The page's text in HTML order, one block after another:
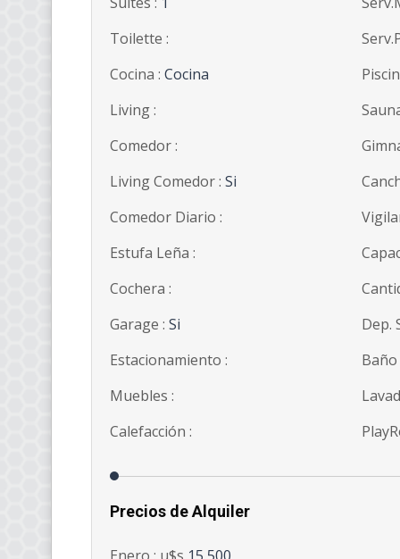
Toilette :
Cocina : Cocina
Living :
Comedor :
Living Comedor : Si
Comedor Diario :
Estufa Leña :
Cochera :
Garage : Si
Estacionamiento :
Muebles :
Calefacción :
Dep.
Baño
Precios de Alquiler